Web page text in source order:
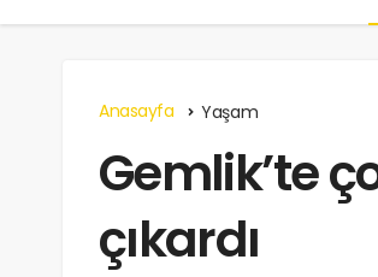
Anasayfa Yaşam
Gemlik’te
çıkardı